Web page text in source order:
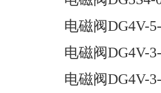
电磁阀DG4V-
电磁阀DG4V-
电磁阀DG4V-